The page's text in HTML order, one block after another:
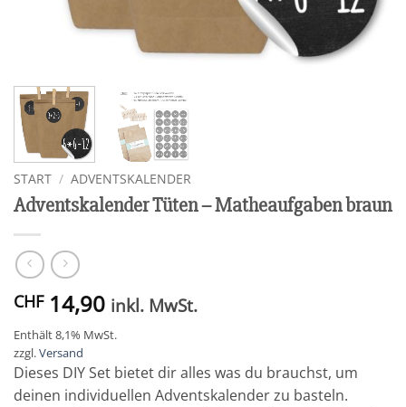
START / ADVENTSKALENDER
Adventskalender Tüten – Matheaufgaben braun
CHF14,90 inkl. MwSt.
Enthält 8,1% MwSt.
zzgl.Versand
Dieses DIY Set bietet dir alles was du brauchst, um
deinen individuellen Adventskalender zu basteln.